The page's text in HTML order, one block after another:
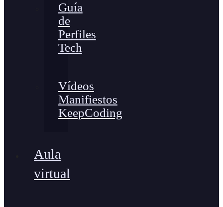
Guía
de
Perfiles
Tech
Vídeos
Manifiestos
KeepCoding
Aula
virtual